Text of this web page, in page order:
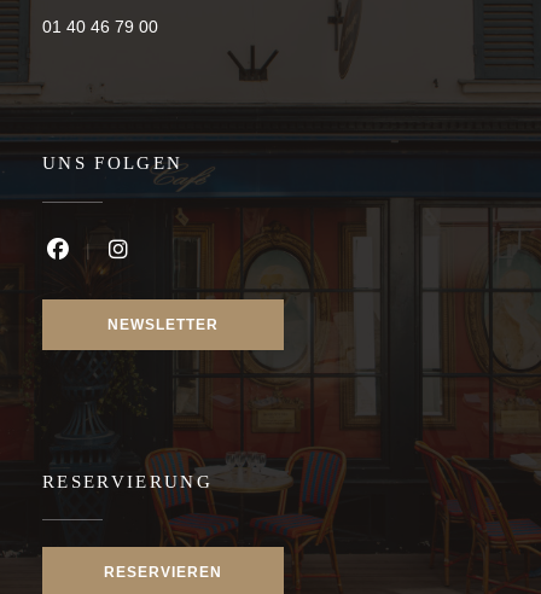
01 40 46 79 00
UNS FOLGEN
Facebook ((öffnet ein neues Fenster))
Instagram ((öffnet ein neues Fenster))
NEWSLETTER
RESERVIERUNG
RESERVIEREN